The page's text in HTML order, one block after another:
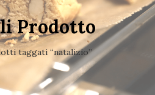
Prodotto
taggati “natalizio”